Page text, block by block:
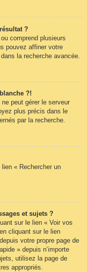
?
comprend plusieurs
pouvez affiner votre
la recherche avancée.
?!
peut gérer le serveur
plus précis dans le
par la recherche.
« Rechercher un
et sujets ?
sur le lien « Voir vos
cliquant sur le lien
votre propre page de
» depuis n’importe
utilisez la page de
appropriés.